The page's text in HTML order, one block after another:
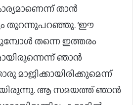
താന്‍
തുറന്നുപറഞ്ഞു. ‘ഈ
തന്നെ ഇത്തരം
ഞാന്‍
മാജിക്കായിരിക്കുമെന്ന്
ആ സമയത്ത് ഞാന്‍